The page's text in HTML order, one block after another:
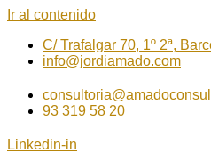
Ir al contenido
C/ Trafalgar 70, 1º 2ª,
info@jordiamado.com
93 319 58 20
Linkedin-in